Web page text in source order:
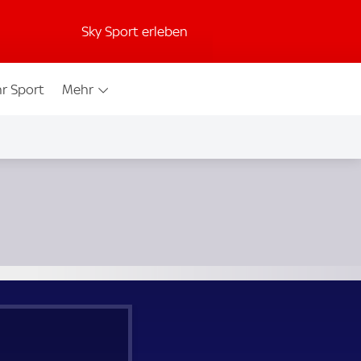
Sky Sport erleben
Sport Mehr